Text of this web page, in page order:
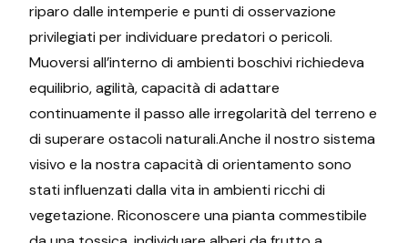
riparo dalle intemperie e punti di osservazione
privilegiati per individuare predatori o pericoli.
Muoversi all’interno di ambienti boschivi richiedeva
equilibrio, agilità, capacità di adattare
continuamente il passo alle irregolarità del terreno e
di superare ostacoli naturali.Anche il nostro sistema
visivo e la nostra capacità di orientamento sono
stati influenzati dalla vita in ambienti ricchi di
vegetazione. Riconoscere una pianta commestibile